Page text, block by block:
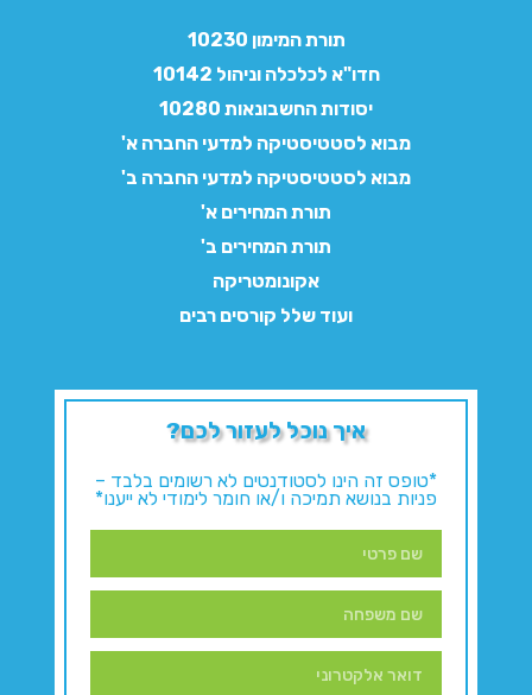
תורת המימון 10230
חדו"א לכלכלה וניהול 10142
יסודות החשבונאות 10280
מבוא לסטטיסטיקה למדעי החברה א'
מבוא לסטטיסטיקה למדעי החברה ב'
תורת המחירים א'
תורת המחירים ב'
אקונומטריקה
ועוד שלל קורסים רבים
איך נוכל לעזור לכם?
*טופס זה הינו לסטודנטים לא רשומים בלבד –
פניות בנושא תמיכה ו/או חומר לימודי לא ייענו*